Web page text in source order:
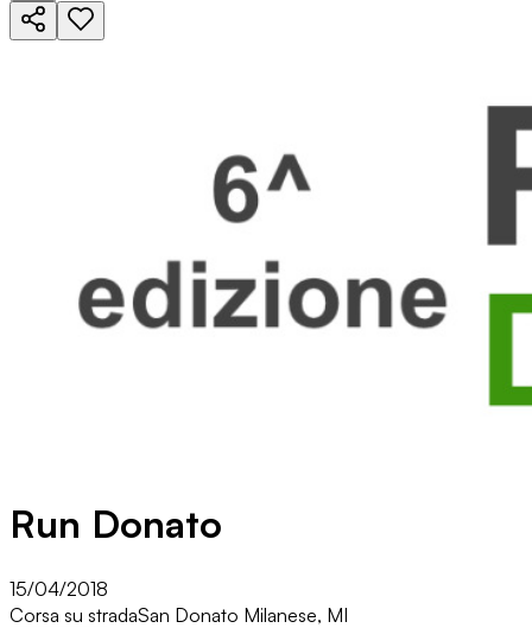
Run Donato
15/04/2018
Corsa su stradaSan Donato Milanese, MI